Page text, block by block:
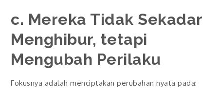
c. Mereka Tidak Sekadar
Menghibur, tetapi
Mengubah Perilaku
Fokusnya adalah menciptakan perubahan nyata pada: